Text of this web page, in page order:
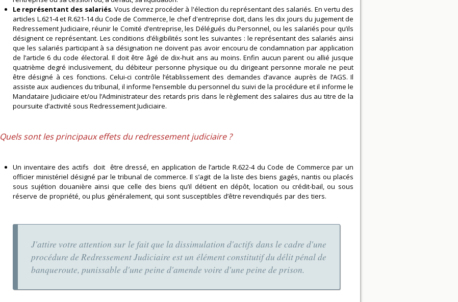
Le représentant des salariés. Vous devrez procéder à l'élection du représentant des salariés. En vertu des
articles L.621-4 et R.621-14 du Code de Commerce, le chef d'entreprise doit, dans les dix jours du jugement de
Redressement Judiciaire, réunir le Comité d’entreprise, les Délégués du Personnel, ou les salariés pour qu’ils
désignent ce représentant. Les conditions d’éligibilités sont les suivantes : le représentant des salariés ainsi
que les salariés participant à sa désignation ne doivent pas avoir encouru de condamnation par application
de l’article 6 du code électoral. Il doit être âgé de dix-huit ans au moins. Enfin aucun parent ou allié jusque
quatrième degré inclusivement, du débiteur personne physique ou du dirigeant personne morale ne peut
être désigné à ces fonctions. Celui-ci contrôle l’établissement des demandes d’avance auprès de l’AGS. Il
assiste aux audiences du tribunal, il informe l’ensemble du personnel du suivi de la procédure et il informe le
Mandataire Judiciaire et/ou l’Administrateur des retards pris dans le règlement des salaires dus au titre de la
poursuite d’activité sous Redressement Judiciaire.
Quels sont les principaux effets du redressement judiciaire ?
Un inventaire des actifs doit être dressé, en application de l’article R.622-4 du Code de Commerce par un
officier ministériel désigné par le tribunal de commerce. Il s’agit de la liste des biens gagés, nantis ou placés
sous sujétion douanière ainsi que celle des biens qu’il détient en dépôt, location ou crédit-bail, ou sous
réserve de propriété, ou plus généralement, qui sont susceptibles d’être revendiqués par des tiers.
J'attire votre attention sur le fait que la dissimulation d'actifs dans le cadre d'une
procédure de Redressement Judiciaire est un élément constitutif du délit pénal de
banqueroute, punissable d'une peine d'amende voire d'une peine de prison.